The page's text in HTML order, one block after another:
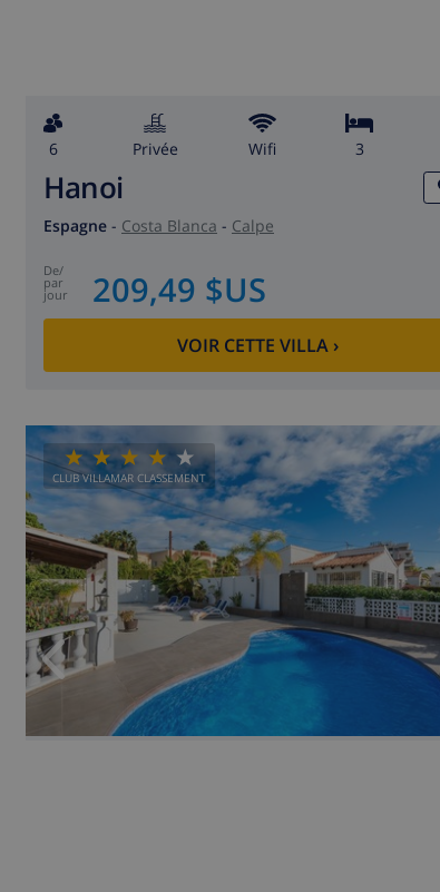
6 privée wifi 3
Hanoi
Espagne - Costa Blanca - Calpe
de/
par
jour 209,49 $US
VOIR CETTE VILLA›
CLUB VILLAMAR CLASSEMENT